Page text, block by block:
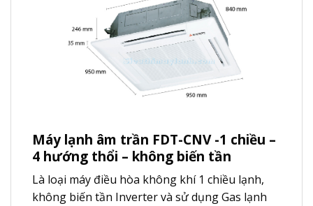
Máy lạnh âm trần FDT-CNV -1 chiều –
4 hướng thổi – không biến tần
Là loại máy điều hòa không khí 1 chiều lạnh,
không biến tần Inverter và sử dụng Gas lạnh